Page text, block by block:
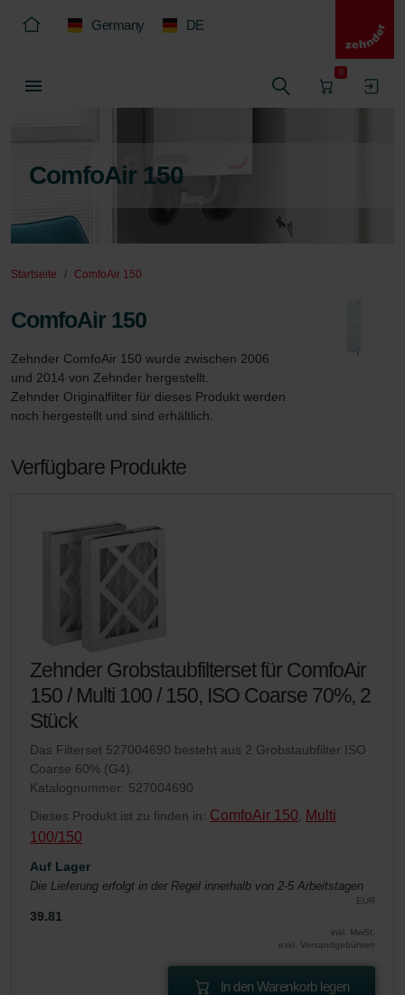
Germany DE
0
ComfoAir 150
Startseite ComfoAir 150
ComfoAir 150
Zehnder ComfoAir 150 wurde zwischen 2006
und 2014 von Zehnder hergestellt.
Zehnder Originalfilter für dieses Produkt werden
noch hergestellt und sind erhältlich.
Verfügbare Produkte
Zehnder Grobstaubfilterset für ComfoAir
150 / Multi 100 / 150, ISO Coarse 70%, 2
Stück
Das Filterset 527004690 besteht aus 2 Grobstaubfilter ISO
Coarse 60% (G4).
Katalognummer: 527004690
Dieses Produkt ist zu finden in: ComfoAir 150
Multi
100/150
Auf Lager
Die Lieferung erfolgt in der Regel innerhalb von 2-5 Arbeitstagen
EUR
39.81
inkl. MwSt.
exkl. Versandgebühren
In den Warenkorb legen